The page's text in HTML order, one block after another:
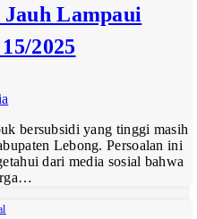
Jauh Lampaui
2025
bersubsidi yang tinggi masih
Lebong. Persoalan ini
dari media sosial bahwa